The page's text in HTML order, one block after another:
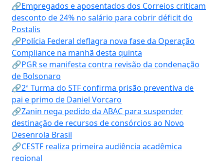
🔗Empregados e aposentados dos Correios criticam
desconto de 24% no salário para cobrir déficit do
Postalis
🔗Polícia Federal deflagra nova fase da Operação
Compliance na manhã desta quinta
🔗PGR se manifesta contra revisão da condenação
de Bolsonaro
🔗2ª Turma do STF confirma prisão preventiva de
pai e primo de Daniel Vorcaro
🔗Zanin nega pedido da ABAC para suspender
destinação de recursos de consórcios ao Novo
Desenrola Brasil
🔗CESTF realiza primeira audiência acadêmica
regional